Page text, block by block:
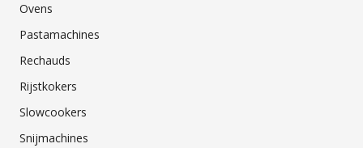
Ovens
Pastamachines
Rechauds
Rijstkokers
Slowcookers
Snijmachines